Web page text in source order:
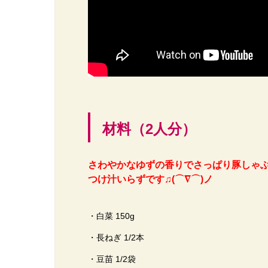
材料（2人分）
さわやかなゆずの香りでさっぱり豚しゃ
つけ汁いらずです♫(⌒∇⌒)ノ
・白菜 150g
・長ねぎ 1/2本
・豆苗 1/2袋